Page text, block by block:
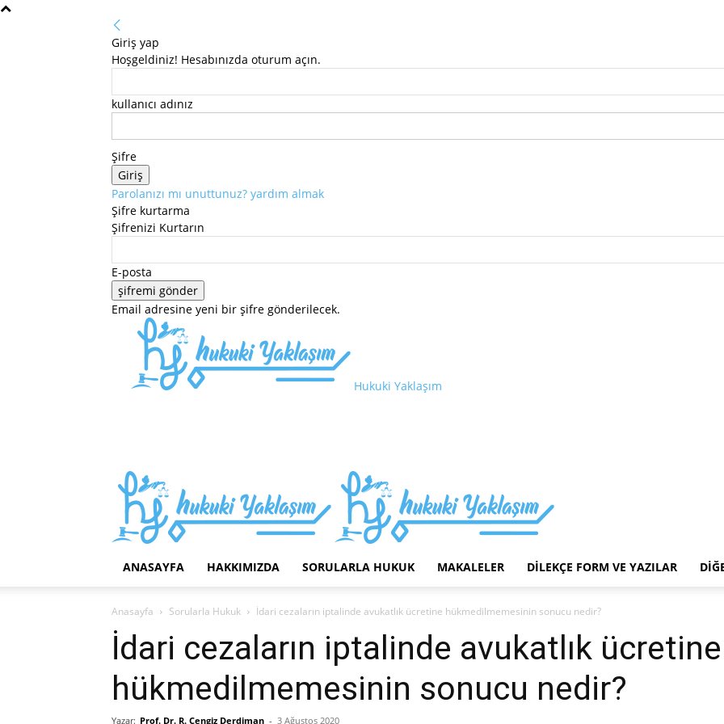
Giriş yap
Hoşgeldiniz! Hesabınızda oturum açın.
kullanıcı adınız
Şifre
Parolanızı mı unuttunuz? yardım almak
Şifre kurtarma
Şifrenizi Kurtarın
E-posta
Email adresine yeni bir şifre gönderilecek.
Hukuki Yaklaşım
ANASAYFA HAKKIMIZDA SORULARLA HUKUK MAKALELER DILEKÇE FORM VE YAZILAR
Anasayfa Sorularla Hukuk İdari cezaların iptalinde avukatlık ücretine hükmedilmemesinin sonucu nedir?
İdari cezaların iptalinde avukatlık ücretine
hükmedilmemesinin sonucu nedir?
Yazar: Prof. Dr. R. Cengiz Derdiman - 3 Ağustos 2020